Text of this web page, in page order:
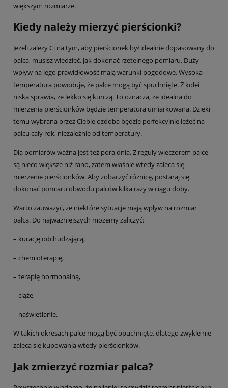
większym rozmiarze.
Kiedy należy mierzyć pierścionki?
Jeżeli zależy Ci na tym, aby pierścionek był idealnie dopasowany do
palca, musisz wiedzieć, jak dokonać rzetelnego pomiaru. Duży
wpływ na jego prawidłowość mają warunki pogodowe. Wysoka
temperatura powoduje, że palce mogą być spuchnięte. Z kolei
niska sprawia, że lekko się kurczą. To oznacza, że idealna do
mierzenia pierścionków będzie temperatura umiarkowana. Dzięki
temu wybrana przez Ciebie ozdoba będzie perfekcyjnie leżeć na
palcu cały rok, niezależnie od temperatury.
Dla pomiarów ważna jest też pora dnia. Z reguły wieczorem palce
są nieco większe niż rano, zatem właśnie wtedy zaleca się
mierzenie pierścionków. Aby zobaczyć różnicę, postaraj się
dokonać pomiaru obwodu palców kilka razy w ciągu doby.
Warto zauważyć, że niektóre sytuacje mają wpływ na rozmiar
palca. Do najważniejszych możemy zaliczyć:
– kurację odchudzającą,
– chemioterapię,
– terapię hormonalną,
– ciążę,
– naświetlanie.
W takich okresach palce mogą być opuchnięte, dlatego zwykle nie
zaleca się kupowania wtedy pierścionków.
Jak zmierzyć rozmiar palca?